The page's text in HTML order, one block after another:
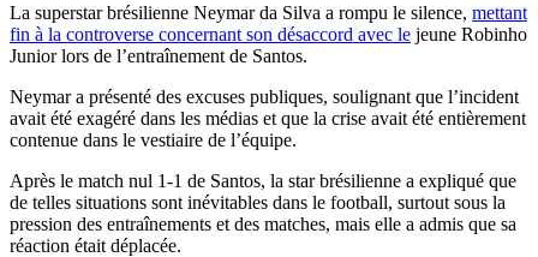
La superstar brésilienne Neymar da Silva a rompu le silence, mettant
fin à la controverse concernant son désaccord avec le jeune Robinho
Junior lors de l’entraînement de Santos.
Neymar a présenté des excuses publiques, soulignant que l’incident
avait été exagéré dans les médias et que la crise avait été entièrement
contenue dans le vestiaire de l’équipe.
Après le match nul 1-1 de Santos, la star brésilienne a expliqué que
de telles situations sont inévitables dans le football, surtout sous la
pression des entraînements et des matches, mais elle a admis que sa
réaction était déplacée.